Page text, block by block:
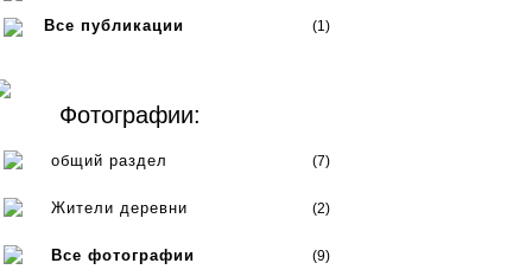
Все публикации (1)
Фотографии:
общий раздел (7)
Жители деревни (2)
Все фотографии (9)